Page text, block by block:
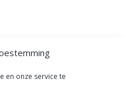
en onze service te